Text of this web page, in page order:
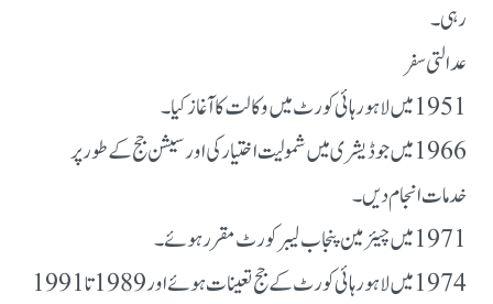
رہی۔
عدالتی سفر
1951 میں لاہور ہائی کورٹ میں وکالت کا آغاز کیا۔
1966 میں جوڈیشری میں شمولیت اختیار کی اور سیشن جج کے طور پر
خدمات انجام دیں۔
1971 میں چیئرمین پنجاب لیبر کورٹ مقرر ہوئے۔
1974 میں لاہور ہائی کورٹ کے جج تعینات ہوئے اور 1989 تا 1991